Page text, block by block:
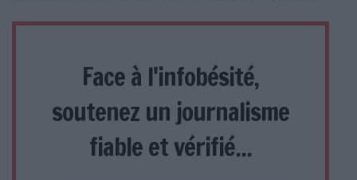
Face à l'infobésité,
soutenez un journalisme
fiable et vérifié...